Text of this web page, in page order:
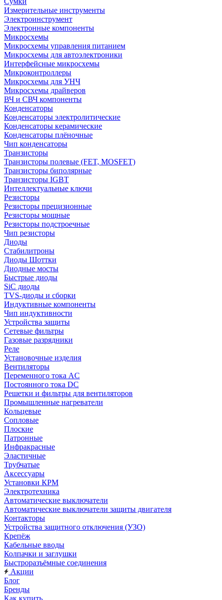
Измерительные инструменты
Электроинструмент
Электронные компоненты
Микросхемы
Микросхемы управления питанием
Микросхемы для автоэлектроники
Интерфейсные микросхемы
Микроконтроллеры
Микросхемы для УНЧ
Микросхемы драйверов
ВЧ и СВЧ компоненты
Конденсаторы
Конденсаторы электролитические
Конденсаторы керамические
Конденсаторы плёночные
Чип конденсаторы
Транзисторы
Транзисторы полевые (FET, MOSFET)
Транзисторы биполярные
Транзисторы IGBT
Интеллектуальные ключи
Резисторы
Резисторы прецизионные
Резисторы мощные
Резисторы подстроечные
Чип резисторы
Диоды
Стабилитроны
Диоды Шоттки
Диодные мосты
Быстрые диоды
SiC диоды
TVS-диоды и сборки
Индуктивные компоненты
Чип индуктивности
Устройства защиты
Сетевые фильтры
Газовые разрядники
Реле
Установочные изделия
Вентиляторы
Переменного тока AC
Постоянного тока DC
Решетки и фильтры для вентиляторов
Промышленные нагреватели
Кольцевые
Сопловые
Плоские
Патронные
Инфракрасные
Эластичные
Трубчатые
Аксессуары
Установки КРМ
Электротехника
Автоматические выключатели
Автоматические выключатели защиты двигателя
Контакторы
Устройства защитного отключения (УЗО)
Крепёж
Кабельные вводы
Колпачки и заглушки
Быстроразъёмные соединения
Акции
Блог
Бренды
Как купить